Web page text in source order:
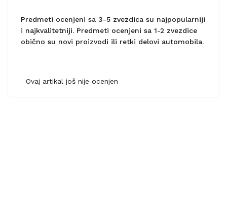
Predmeti ocenjeni sa 3-5 zvezdica su najpopularniji
i najkvalitetniji. Predmeti ocenjeni sa 1-2 zvezdice
obično su novi proizvodi ili retki delovi automobila.
Ovaj artikal još nije ocenjen